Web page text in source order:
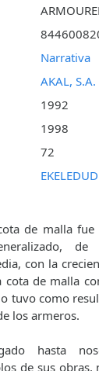
Narrativa
AKAL, S.A.
1992
1998
72
de malla
con la
cota de malla
tuvo como
los armeros.
hasta
de sus obras,